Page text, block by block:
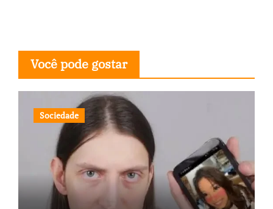
Você pode gostar
Sociedade